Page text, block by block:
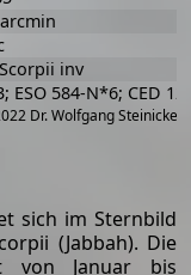
Dr. Wolfgang Steinicke
inv
ESO 584-N*6; CED
sich im Sternbild
(Jabbah). Die
von Januar bis